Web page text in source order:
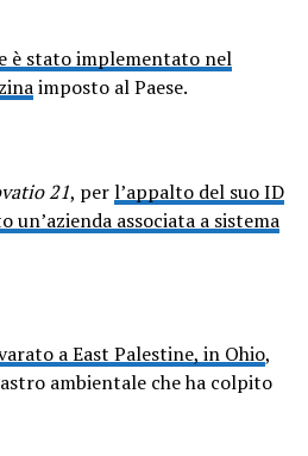
è stato implementato nel
imposto al Paese.
21, perl’appalto del suo ID
un’azienda associata a sistema
a East Palestine, in Ohio,
ambientale che ha colpito